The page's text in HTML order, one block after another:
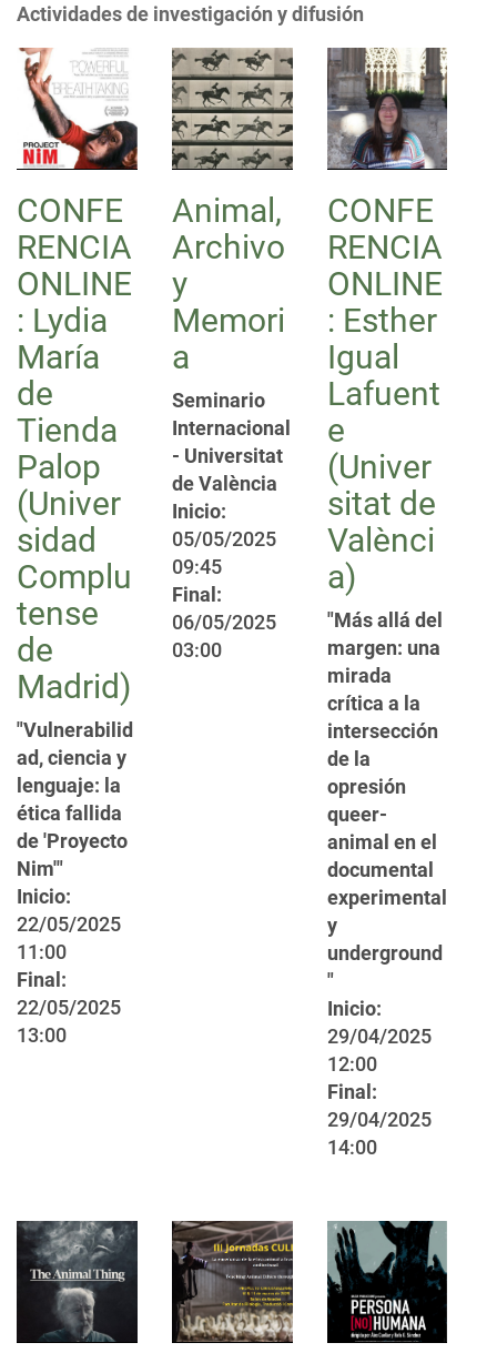
Actividades de investigación y difusión
CONFE
RENCIA
ONLINE
: Lydia
María
de
Tienda
Palop
(Univer
sidad
Complu
tense
de
Madrid)
"Vulnerabilid
ad, ciencia y
lenguaje: la
ética fallida
de 'Proyecto
Nim'"
Inicio:
22/05/2025
11:00
Final:
22/05/2025
13:00
Animal,
Archivo
y
Memori
a
Seminario
Internacional
- Universitat
de València
Inicio:
05/05/2025
09:45
Final:
06/05/2025
03:00
CONFE
RENCIA
ONLINE
: Esther
Igual
Lafuent
e
(Univer
sitat de
Valènci
a)
"Más allá del
margen: una
mirada
crítica a la
intersección
de la
opresión
queer-
animal en el
documental
experimental
y
underground
"
Inicio:
29/04/2025
12:00
Final:
29/04/2025
14:00